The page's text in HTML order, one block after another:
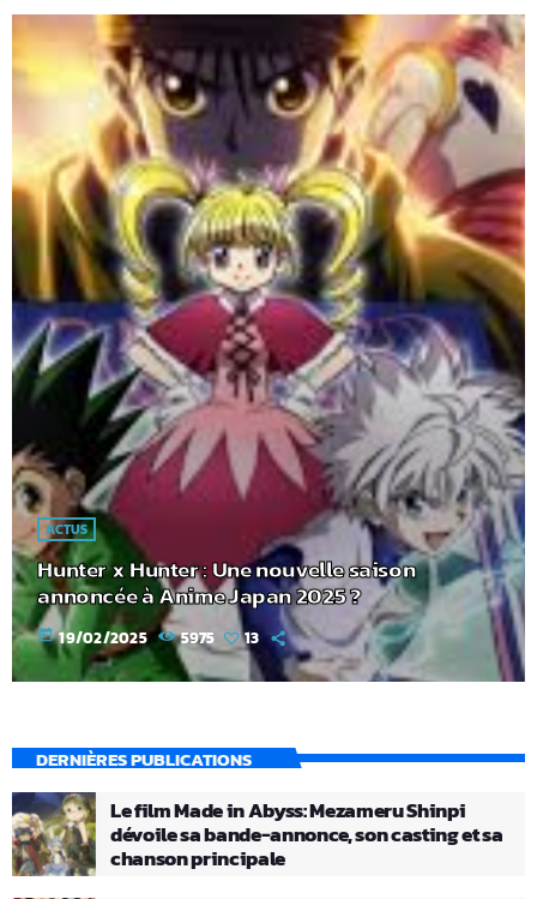
ACTUS
Hunter x Hunter : Une nouvelle saison
annoncée à Anime Japan 2025 ?
today 19/02/2025 5975 13
DERNIÈRES PUBLICATIONS
Le film Made in Abyss: Mezameru Shinpi
dévoile sa bande-annonce, son casting et sa
chanson principale